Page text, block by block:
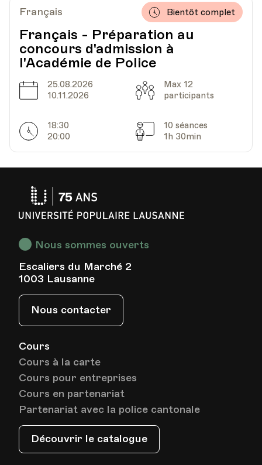
Français
Français - Préparation au
concours d'admission à
l'Académie de Police
Bientôt complet
Date
25.08.2026
10.11.2026
Capacité
Max 12
participants
Horarires
18:30
20:00
Séances
10 séances
1h 30min
Cours
Cours à la carte
Cours pour entreprises
Cours en partenariat
Partenariat avec la police cantonale
Découvrir le catalogue
Nous sommes ouverts
Escaliers du Marché 2
1003 Lausanne
Nous contacter